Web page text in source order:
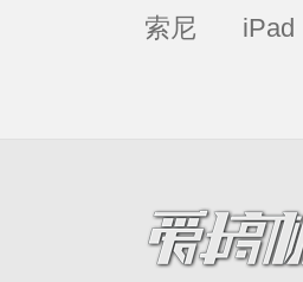
索尼 iPad